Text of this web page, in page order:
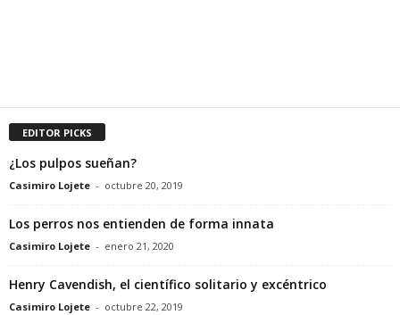
EDITOR PICKS
¿Los pulpos sueñan?
Casimiro Lojete - octubre 20, 2019
Los perros nos entienden de forma innata
Casimiro Lojete - enero 21, 2020
Henry Cavendish, el científico solitario y excéntrico
Casimiro Lojete - octubre 22, 2019